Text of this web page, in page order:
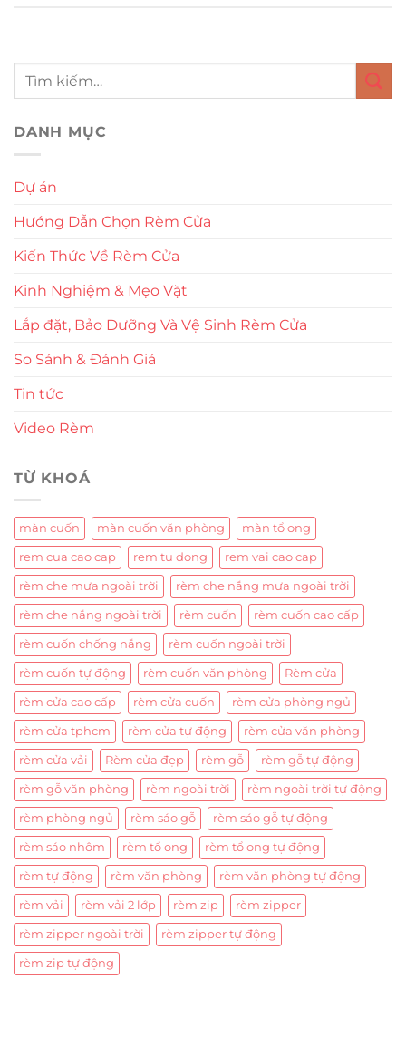
DANH MỤC
Dự án
Hướng Dẫn Chọn Rèm Cửa
Kiến Thức Về Rèm Cửa
Kinh Nghiệm & Mẹo Vặt
Lắp đặt, Bảo Dưỡng Và Vệ Sinh Rèm Cửa
So Sánh & Đánh Giá
Tin tức
Video Rèm
TỪ KHOÁ
màn cuốn màn cuốn văn phòng màn tổ ong
rem cua cao cap rem tu dong rem vai cao cap
rèm che mưa ngoài trời rèm che nắng mưa ngoài trời
rèm che nắng ngoài trời rèm cuốn rèm cuốn cao cấp
rèm cuốn chống nắng rèm cuốn ngoài trời
rèm cuốn tự động rèm cuốn văn phòng Rèm cửa
rèm cửa cao cấp rèm cửa cuốn rèm cửa phòng ngủ
rèm cửa tphcm rèm cửa tự động rèm cửa văn phòng
rèm cửa vải Rèm cửa đẹp rèm gỗ rèm gỗ tự động
rèm gỗ văn phòng rèm ngoài trời rèm ngoài trời tự động
rèm phòng ngủ rèm sáo gỗ rèm sáo gỗ tự động
rèm sáo nhôm rèm tổ ong rèm tổ ong tự động
rèm tự động rèm văn phòng rèm văn phòng tự động
rèm vải rèm vải 2 lớp rèm zip rèm zipper
rèm zipper ngoài trời rèm zipper tự động
rèm zip tự động